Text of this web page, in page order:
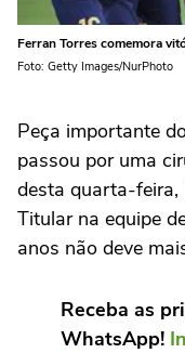
Ferran Torres comemora
Foto: Getty Images/NurPhoto
Peça importante
passou por uma
desta quarta-feira,
Titular na equipe
anos não deve
Receba as
WhatsApp!